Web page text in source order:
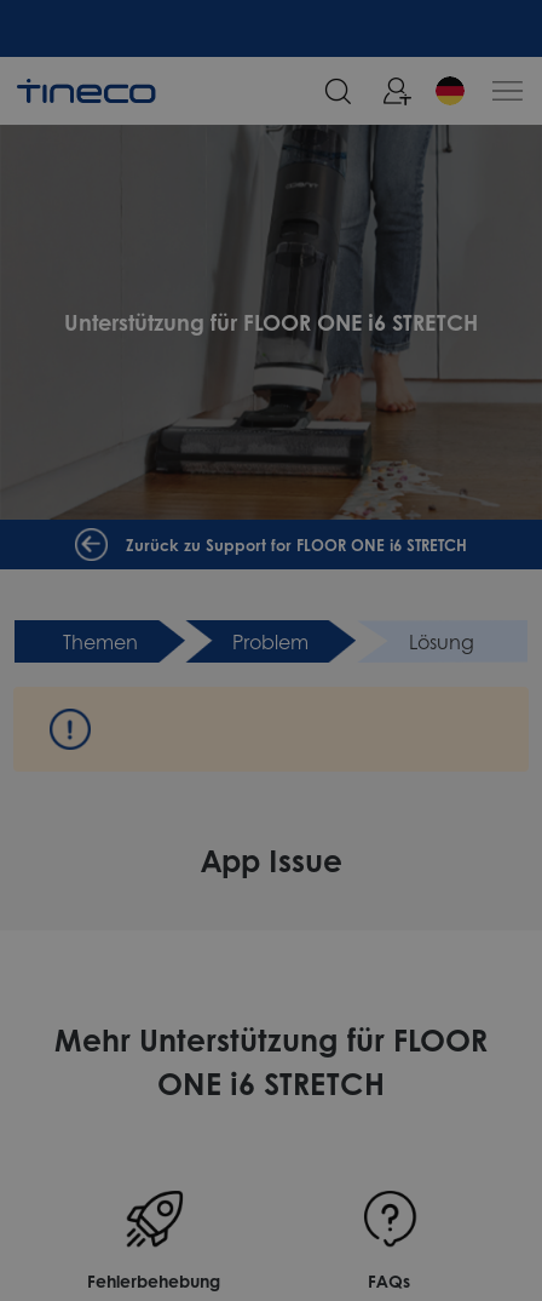
Unterstützung für FLOOR ONE i6 STRETCH
Zurück zu Support for FLOOR ONE i6 STRETCH
Themen Problem Lösung
App Issue
Mehr Unterstützung für FLOOR
ONE i6 STRETCH
Fehlerbehebung FAQs